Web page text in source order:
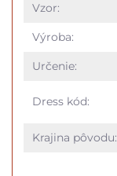
Vzor:
Výroba:
Určenie:
Dress kód:
Krajina pôvodu: